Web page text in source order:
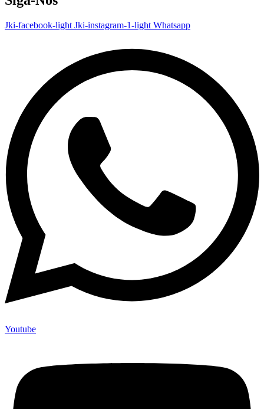
Jki-facebook-light Jki-instagram-1-light Whatsapp
Youtube